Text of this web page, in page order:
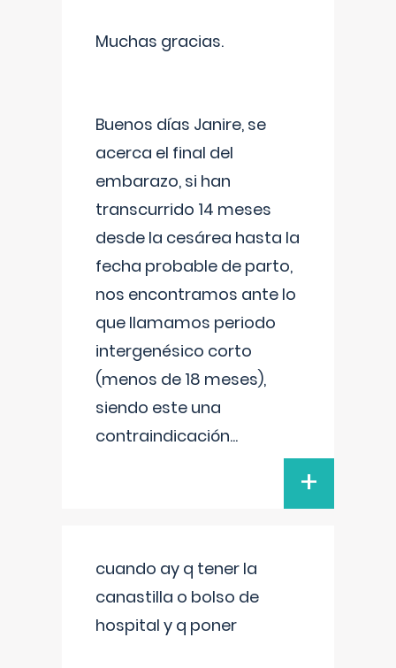
Muchas gracias.
Buenos días Janire, se
acerca el final del
embarazo, si han
transcurrido 14 meses
desde la cesárea hasta la
fecha probable de parto,
nos encontramos ante lo
que llamamos periodo
intergenésico corto
(menos de 18 meses),
siendo este una
contraindicación...
+
cuando ay q tener la
canastilla o bolso de
hospital y q poner